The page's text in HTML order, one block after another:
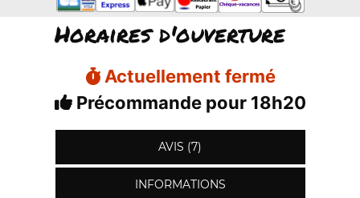
Horaires d'ouverture
Actuellement fermé
Précommande pour 18h20
AVIS (7)
INFORMATIONS